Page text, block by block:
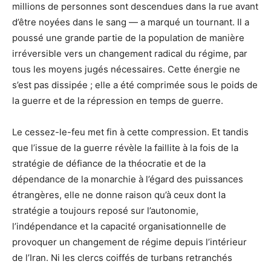
millions de personnes sont descendues dans la rue avant
d’être noyées dans le sang — a marqué un tournant. Il a
poussé une grande partie de la population de manière
irréversible vers un changement radical du régime, par
tous les moyens jugés nécessaires. Cette énergie ne
s’est pas dissipée ; elle a été comprimée sous le poids de
la guerre et de la répression en temps de guerre.
Le cessez-le-feu met fin à cette compression. Et tandis
que l’issue de la guerre révèle la faillite à la fois de la
stratégie de défiance de la théocratie et de la
dépendance de la monarchie à l’égard des puissances
étrangères, elle ne donne raison qu’à ceux dont la
stratégie a toujours reposé sur l’autonomie,
l’indépendance et la capacité organisationnelle de
provoquer un changement de régime depuis l’intérieur
de l’Iran. Ni les clercs coiffés de turbans retranchés